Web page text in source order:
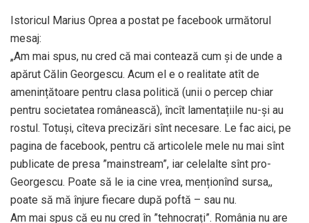
Istoricul Marius Oprea a postat pe facebook următorul
mesaj:
„Am mai spus, nu cred că mai contează cum și de unde a
apărut Călin Georgescu. Acum el e o realitate atît de
amenințătoare pentru clasa politică (unii o percep chiar
pentru societatea românească), încît lamentațiile nu-și au
rostul. Totuși, cîteva precizări sînt necesare. Le fac aici, pe
pagina de facebook, pentru că articolele mele nu mai sînt
publicate de presa ”mainstream”, iar celelalte sînt pro-
Georgescu. Poate să le ia cine vrea, menționînd sursa,,
poate să mă înjure fiecare după poftă – sau nu.
Am mai spus că eu nu cred în ”tehnocrați”. România nu are